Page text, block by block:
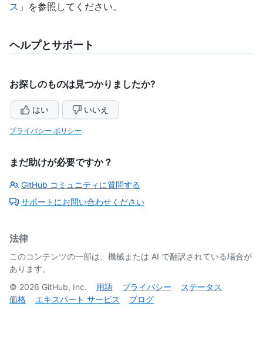
ス 」を参照してください。
ヘルプとサポート
お探しのものは見つかりましたか?
はい いいえ
プライバシー ポリシー
まだ助けが必要ですか？
GitHub コミュニティに質問する
サポートにお問い合わせください
法律
このコンテンツの一部は、機械または AI で翻訳されている場合が
あります。
© 2026 GitHub, Inc. 用語 プライバシー
ステータス
価格
エキスパート サービス ブログ